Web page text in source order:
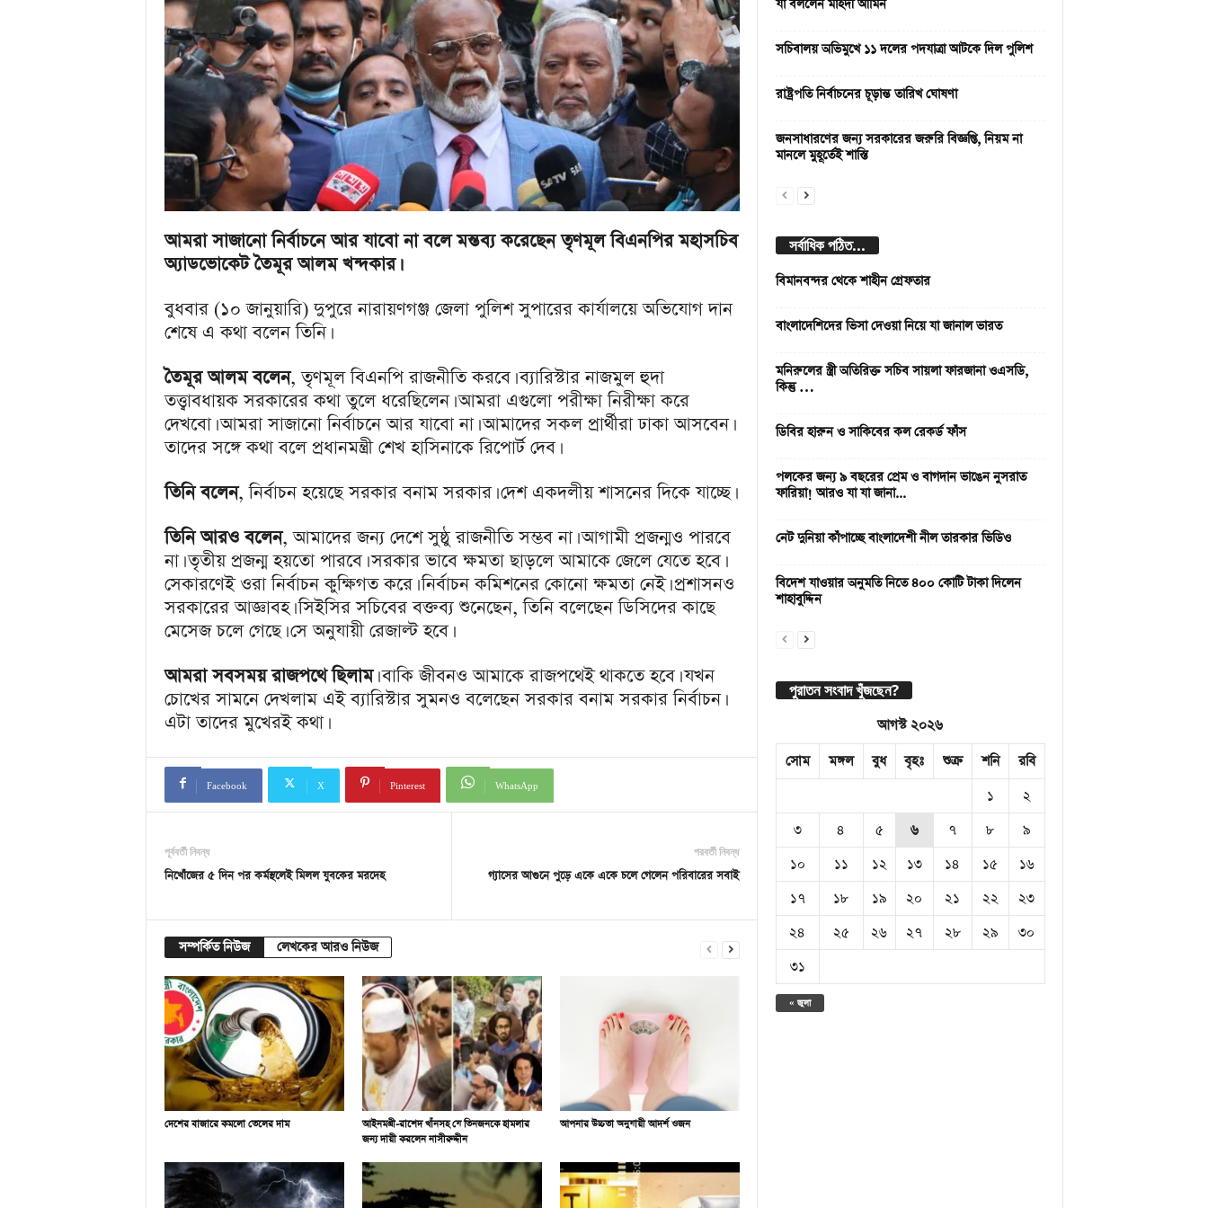
আমরা সাজানো নির্বাচনে আর যাবো না বলে মন্তব্য করেছেন তৃণমূল বিএনপির মহাসচিব
অ্যাডভোকেট তৈমূর আলম খন্দকার।
বুধবার (১০ জানুয়ারি) দুপুরে নারায়ণগঞ্জ জেলা পুলিশ সুপারের কার্যালয়ে অভিযোগ দান
শেষে এ কথা বলেন তিনি।
তৈমূর আলম বলেন, তৃণমূল বিএনপি রাজনীতি করবে। ব্যারিস্টার নাজমুল হুদা
তত্ত্বাবধায়ক সরকারের কথা তুলে ধরেছিলেন। আমরা এগুলো পরীক্ষা নিরীক্ষা করে
দেখবো। আমরা সাজানো নির্বাচনে আর যাবো না। আমাদের সকল প্রার্থীরা ঢাকা আসবেন।
তাদের সঙ্গে কথা বলে প্রধানমন্ত্রী শেখ হাসিনাকে রিপোর্ট দেব।
তিনি বলেন, নির্বাচন হয়েছে সরকার বনাম সরকার। দেশ একদলীয় শাসনের দিকে যাচ্ছে।
তিনি আরও বলেন, আমাদের জন্য দেশে সুষ্ঠু রাজনীতি সম্ভব না। আগামী প্রজন্মও পারবে
না। তৃতীয় প্রজন্ম হয়তো পারবে। সরকার ভাবে ক্ষমতা ছাড়লে আমাকে জেলে যেতে হবে।
সেকারণেই ওরা নির্বাচন কুক্ষিগত করে। নির্বাচন কমিশনের কোনো ক্ষমতা নেই। প্রশাসনও
সরকারের আজ্ঞাবহ। সিইসির সচিবের বক্তব্য শুনেছেন, তিনি বলেছেন ডিসিদের কাছে
মেসেজ চলে গেছে। সে অনুযায়ী রেজাল্ট হবে।
আমরা সবসময় রাজপথে ছিলাম। বাকি জীবনও আমাকে রাজপথেই থাকতে হবে। যখন
চোখের সামনে দেখলাম এই ব্যারিস্টার সুমনও বলেছেন সরকার বনাম সরকার নির্বাচন।
এটা তাদের মুখেরই কথা।
Facebook X Pinterest WhatsApp
পূর্ববর্তী নিবন্ধ
নিখোঁজের ৫ দিন পর কর্মস্থলেই মিলল যুবকের মরদেহ
পরবর্তী নিবন্ধ
গ্যাসের আগুনে পুড়ে একে একে চলে গেলেন পরিবারের সবাই
সম্পর্কিত নিউজ লেখকের আরও নিউজ
দেশের বাজারে কমলো তেলের দাম
আইনমন্ত্রী-রাশেদ খাঁনসহ যে তিনজনকে হামলার
জন্য দায়ী করলেন নাসীরুদ্দীন
আপনার উচ্চতা অনুযায়ী আদর্শ ওজন
যা বললেন মাহদী আমিন
সচিবালয় অভিমুখে ১১ দলের পদযাত্রা আটকে দিল পুলিশ
রাষ্ট্রপতি নির্বাচনের চূড়ান্ত তারিখ ঘোষণা
জনসাধারণের জন্য সরকারের জরুরি বিজ্ঞপ্তি, নিয়ম না
মানলে মুহূর্তেই শাস্তি
সর্বাধিক পঠিত...
বিমানবন্দর থেকে শাহীন গ্রেফতার
বাংলাদেশিদের ভিসা দেওয়া নিয়ে যা জানাল ভারত
মনিরুলের স্ত্রী অতিরিক্ত সচিব সায়লা ফারজানা ওএসডি,
কিন্তু …
ডিবির হারুন ও সাকিবের কল রেকর্ড ফাঁস
পলকের জন্য ৯ বছরের প্রেম ও বাগদান ভাঙেন নুসরাত
ফারিয়া! আরও যা যা জানা...
নেট দুনিয়া কাঁপাচ্ছে বাংলাদেশী নীল তারকার ভিডিও
বিদেশ যাওয়ার অনুমতি নিতে ৪০০ কোটি টাকা দিলেন
শাহাবুদ্দিন
পুরাতন সংবাদ খুঁজছেন?
আগস্ট ২০২৬
সোম
মঙ্গল বুধ বৃহঃ শুক্র শনি রবি
« জুলা
১
২
৩
৪ ৫ ৬ ৭ ৮
৯
১০
১১ ১২ ১৩ ১৪ ১৫
১৬
১৭
১৮ ১৯ ২০ ২১ ২২
২৩
২৪
২৫ ২৬ ২৭ ২৮ ২৯
৩০
৩১